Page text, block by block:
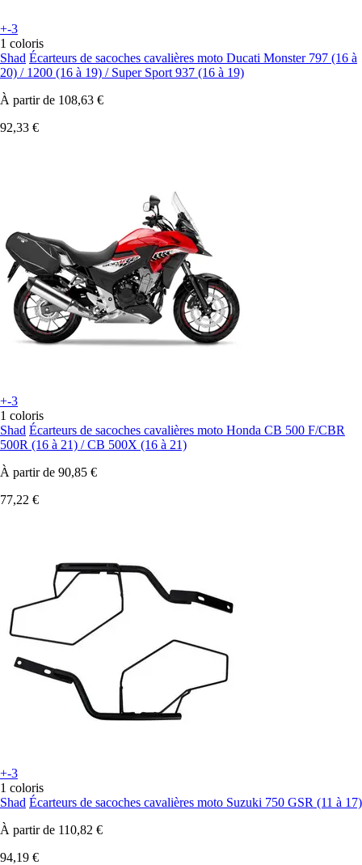
+-3
1 coloris
Shad Écarteurs de sacoches cavalières moto Ducati Monster 797 (16 à
20) / 1200 (16 à 19) / Super Sport 937 (16 à 19)
À partir de 108,63 €
92,33 €
+-3
1 coloris
Shad Écarteurs de sacoches cavalières moto Honda CB 500 F/CBR
500R (16 à 21) / CB 500X (16 à 21)
À partir de 90,85 €
77,22 €
+-3
1 coloris
Shad Écarteurs de sacoches cavalières moto Suzuki 750 GSR (11 à 17)
À partir de 110,82 €
94,19 €